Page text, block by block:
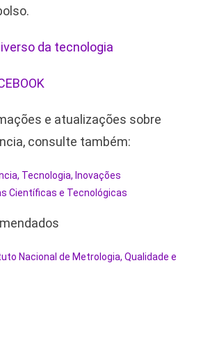
da tecnologia
e atualizações sobre
consulte também:
Tecnologia, Inovações
Científicas e Tecnológicas
Nacional de Metrologia, Qualidade e